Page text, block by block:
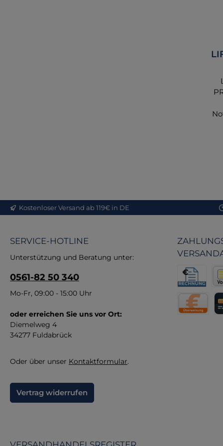
Kostenloser Versand ab 119€ in DE
SERVICE-HOTLINE
Unterstützung und Beratung unter:
0561-82 50 340
Mo-Fr, 09:00 - 15:00 Uhr
oder erreichen Sie uns vor Ort:
Diemelweg 4
34277 Fuldabrück
Oder über unser Kontaktformular.
Vertrag widerrufen
Rechnung